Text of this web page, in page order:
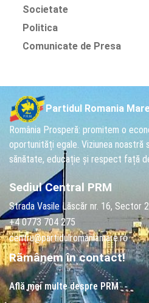
Societate
Politica
Comunicate de Presa
Partidul Romania
România Prosperă: promitem o
oportunități egale. Viziunea noastră
sănătate, educație și respect față
Sediul Central PRM
Strada Vasile Lăscăr nr. 16, Sector
+4 0773 704 275
centru@partidulromaniamare.ro
Rămânem în contact!
Află mai multe despre PRM